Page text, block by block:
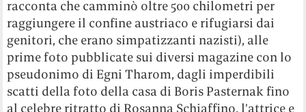
racconta che camminò oltre 500 chilometri per
raggiungere il confine austriaco e rifugiarsi dai
genitori, che erano simpatizzanti nazisti), alle
prime foto pubblicate sui diversi magazine con lo
pseudonimo di Egni Tharom, dagli imperdibili
scatti della foto della casa di Boris Pasternak fino
al celebre ritratto di Rosanna Schiaffino, l’attrice e